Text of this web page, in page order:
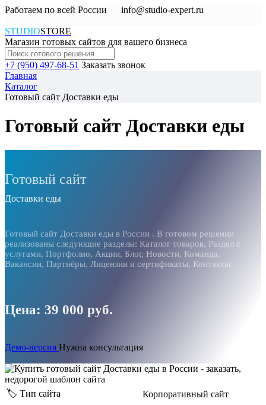
Работаем по всей России info@studio-expert.ru
STUDIOSTORE
Магазин готовых сайтов для вашего бизнеса
+7 (950) 497-68-51 Заказать звонок
Главная
Каталог
Готовый сайт Доставки еды
Готовый сайт Доставки еды
Готовый сайт
Доставки еды
Готовый сайт Доставки еды в России . В готовом решении
реализованы следующие разделы: Каталог товаров, Раздел с
услугами, Портфолио, Акции, Блог, Новости, Команда,
Вакансии, Партнёры, Лицензии и сертификаты, Контакты.
Цена: 39 000 руб.
Демо-версия Нужна консультация
🏷️ Тип сайта
Корпоративный сайт